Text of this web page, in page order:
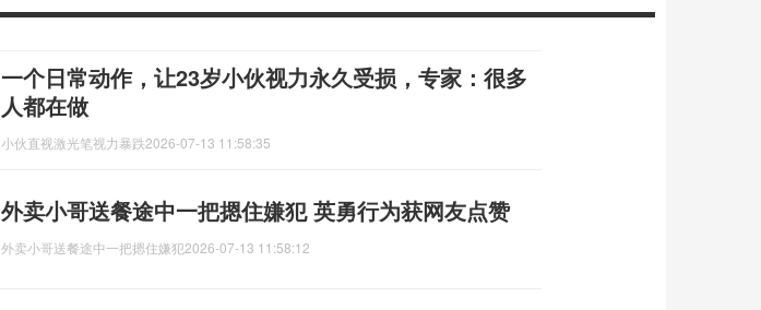
一个日常动作，让23岁小伙视力永久受损，专家：很多
人都在做
小伙直视激光笔视力暴跌2026-07-13 11:58:35
外卖小哥送餐途中一把摁住嫌犯 英勇行为获网友点赞
外卖小哥送餐途中一把摁住嫌犯2026-07-13 11:58:12